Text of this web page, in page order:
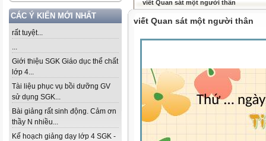
CÁC Ý KIẾN MỚI NHẤT
rất tuyệt...
...
Giới thiệu SGK Giáo dục thể chất
lớp 4...
Tài liệu phục vụ bồi dưỡng GV
sử dụng SGK...
Bài giảng rất sinh động. Cảm ơn
thầy N nhiều...
Kế hoạch giảng dạy lớp 4 SGK -
viết Quan sát một người thân
viết Quan sát một người thân